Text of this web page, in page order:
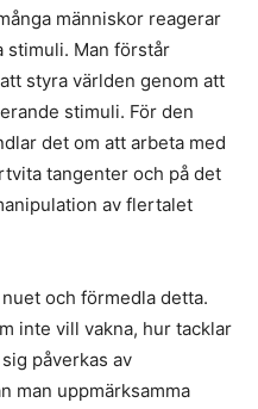
människor reagerar
stimuli. Man förstår
styra världen genom att
stimuli. För den
det om att arbeta med
tangenter och på det
av flertalet
och förmedla detta.
inte vill vakna, hur tacklar
påverkas av
man uppmärksamma